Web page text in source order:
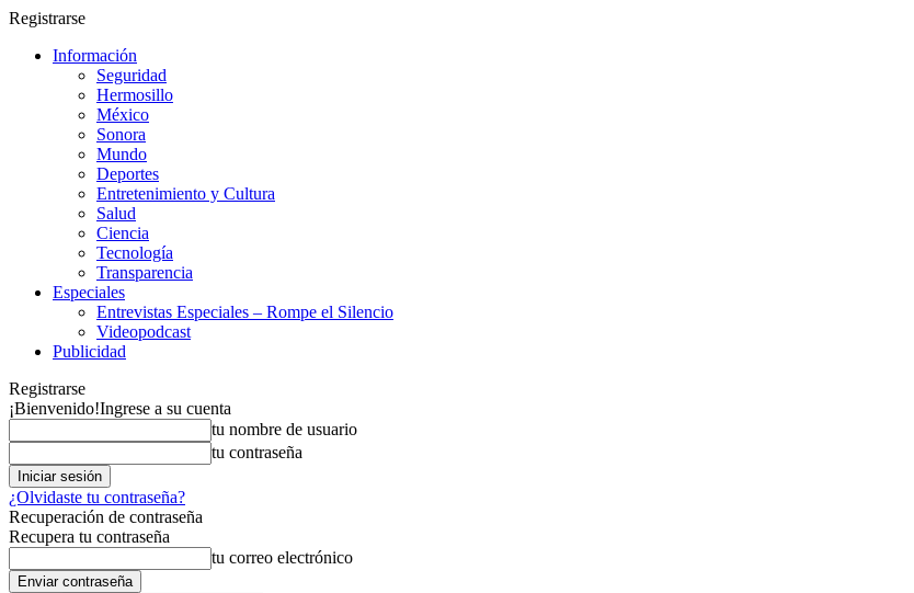
Registrarse
Información
Seguridad
Hermosillo
México
Sonora
Mundo
Deportes
Entretenimiento y Cultura
Salud
Ciencia
Tecnología
Transparencia
Especiales
Entrevistas Especiales – Rompe el Silencio
Videopodcast
Publicidad
Registrarse
¡Bienvenido!Ingrese a su cuenta
tu nombre de usuario
tu contraseña
¿Olvidaste tu contraseña?
Recuperación de contraseña
Recupera tu contraseña
tu correo electrónico